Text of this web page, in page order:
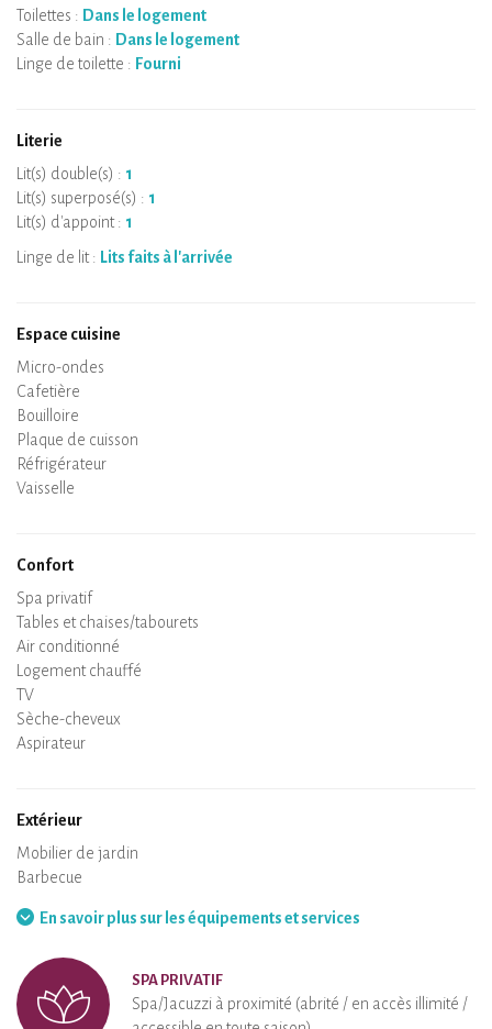
Toilettes : Dans le logement
Salle de bain : Dans le logement
Linge de toilette : Fourni
Literie
Lit(s) double(s) : 1
Lit(s) superposé(s) : 1
Lit(s) d'appoint : 1
Linge de lit : Lits faits à l'arrivée
Espace cuisine
Micro-ondes
Cafetière
Bouilloire
Plaque de cuisson
Four
Réfrigérateur
Vaisselle
Confort
Spa privatif
Sauna privatif
Tables et chaises/tabourets
Air conditionné
Logement chauffé
Poêle à bois
Cheminée
Wifi
TV
Sèche-cheveux
Fer à repasser
Lave-linge
Aspirateur
Extérieur
Terrasse
Mobilier de jardin
Barbecue
En savoir plus sur les équipements et services
SPA PRIVATIF
Spa/Jacuzzi à proximité (abrité / en accès illimité /